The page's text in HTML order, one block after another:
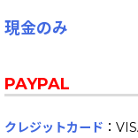
現金のみ
PAYPAL
クレジットカード ：